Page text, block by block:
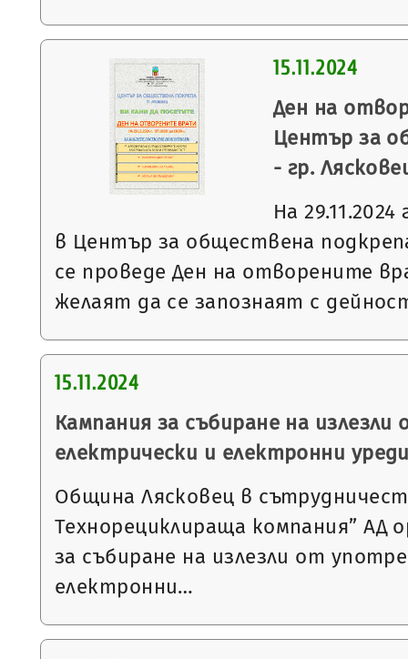
15.11.2024
Ден на
Център за
- гр.
На
в Център за обществена
се проведе Ден на отворените
желаят да се запознаят с
15.11.2024
Кампания за събиране на
електрически и електронни
Община Лясковец в
Технорециклираща компания” АД
за събиране на излезли от
електронни…